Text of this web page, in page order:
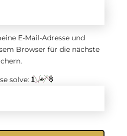
E-Mail-Adresse und
Browser für die nächste
solve: